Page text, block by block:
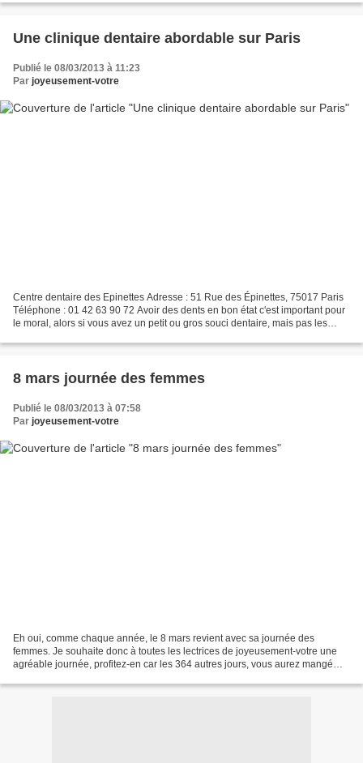
Une clinique dentaire abordable sur Paris
Publié le 08/03/2013 à 11:23
Par joyeusement-votre
Centre dentaire des Epinettes Adresse : 51 Rue des Épinettes, 75017 Paris
Téléphone : 01 42 63 90 72 Avoir des dents en bon état c'est important pour
le moral, alors si vous avez un petit ou gros souci dentaire, mais pas les
8 mars journée des femmes
Publié le 08/03/2013 à 07:58
Par joyeusement-votre
Eh oui, comme chaque année, le 8 mars revient avec sa journée des
femmes. Je souhaite donc à toutes les lectrices de joyeusement-votre une
agréable journée, profitez-en car les 364 autres jours, vous aurez mangé